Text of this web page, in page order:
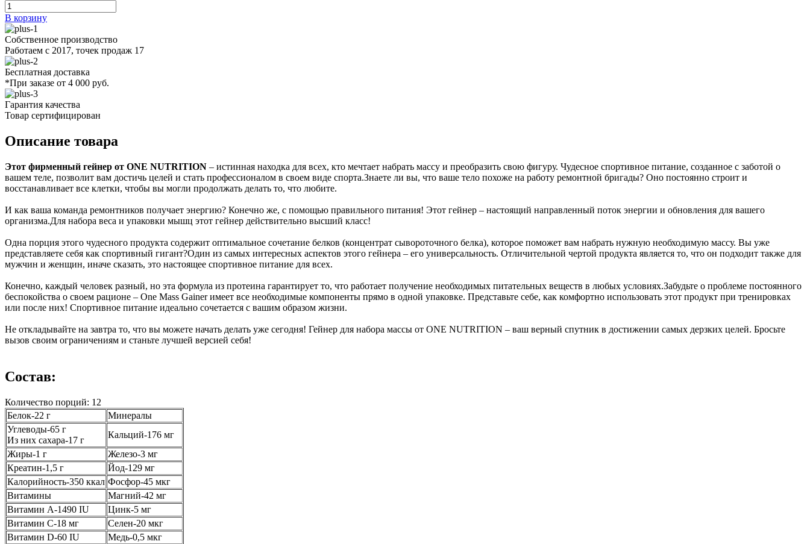
В корзину
Собственное производство
Работаем с 2017, точек продаж 17
Бесплатная доставка
*При заказе от 4 000 руб.
Гарантия качества
Товар сертифицирован
Описание товара
Этот фирменный гейнер от ONE NUTRITION – истинная находка для всех, кто мечтает набрать массу и преобразить свою фигуру. Чудесное спортивное питание, созданное с заботой о
вашем теле, позволит вам достичь целей и стать профессионалом в своем виде спорта.Знаете ли вы, что ваше тело похоже на работу ремонтной бригады? Оно постоянно строит и
восстанавливает все клетки, чтобы вы могли продолжать делать то, что любите.
И как ваша команда ремонтников получает энергию? Конечно же, с помощью правильного питания! Этот гейнер – настоящий направленный поток энергии и обновления для вашего
организма.Для набора веса и упаковки мышц этот гейнер действительно высший класс!
Одна порция этого чудесного продукта содержит оптимальное сочетание белков (концентрат сывороточного белка), которое поможет вам набрать нужную необходимую массу. Вы уже
представляете себя как спортивный гигант?Один из самых интересных аспектов этого гейнера – его универсальность. Отличительной чертой продукта является то, что он подходит также для
мужчин и женщин, иначе сказать, это настоящее спортивное питание для всех.
Конечно, каждый человек разный, но эта формула из протеина гарантирует то, что работает получение необходимых питательных веществ в любых условиях.Забудьте о проблеме постоянного
беспокойства о своем рационе – One Mass Gainer имеет все необходимые компоненты прямо в одной упаковке. Представьте себе, как комфортно использовать этот продукт при тренировках
или после них! Спортивное питание идеально сочетается с вашим образом жизни.
Не откладывайте на завтра то, что вы можете начать делать уже сегодня! Гейнер для набора массы от ONE NUTRITION – ваш верный спутник в достижении самых дерзких целей. Бросьте
вызов своим ограничениям и станьте лучшей версией себя!
Состав:
Количество порций: 12
Белок-22 г
Минералы
Углеводы-65 г
Из них сахара-17 г
Кальций-176 мг
Жиры-1 г
Железо-3 мг
Креатин-1,5 г
Йод-129 мг
Калорийность-350 ккал Фосфор-45 мкг
Витамины
Магний-42 мг
Витамин А-1490 IU
Цинк-5 мг
Витамин С-18 мг
Селен-20 мкг
Витамин D-60 IU
Медь-0,5 мкг